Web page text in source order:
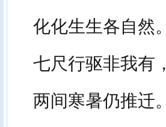
化化生生各自然。
七尺行驱非我有，
两间寒暑仍推迁。